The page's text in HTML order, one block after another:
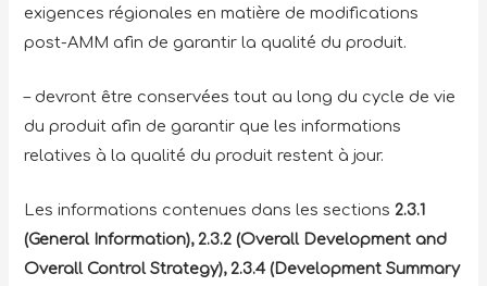
exigences régionales en matière de modifications
post-AMM afin de garantir la qualité du produit.
– devront être conservées tout au long du cycle de vie
du produit afin de garantir que les informations
relatives à la qualité du produit restent à jour.
Les informations contenues dans les sections 2.3.1
(General Information), 2.3.2 (Overall Development and
Overall Control Strategy), 2.3.4 (Development Summary